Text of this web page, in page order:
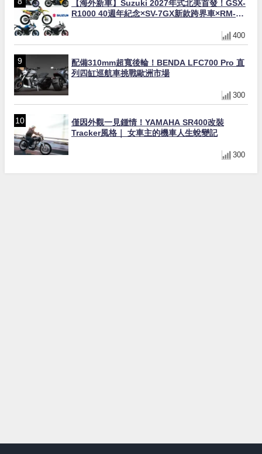
【海外新車】Suzuki 2027年式北美首發！GSX-
R1000 40週年紀念×SV-7GX新款跨界車×RM-
400
配備310mm超寬後輪！BENDA LFC700 Pro 直
列四缸巡航車挑戰歐洲市場
300
僅因外觀一見鍾情！YAMAHA SR400改裝
Tracker風格｜ 女車主的機車人生蛻變記
300